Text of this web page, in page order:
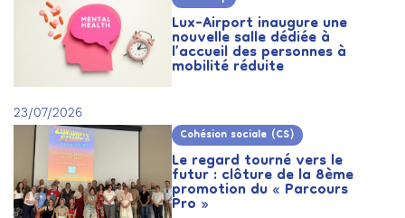
Lux-Airport inaugure une
nouvelle salle dédiée à
l’accueil des personnes à
mobilité réduite
23/07/2026
Cohésion sociale (CS)
Le regard tourné vers le
futur : clôture de la 8ème
promotion du « Parcours
Pro »